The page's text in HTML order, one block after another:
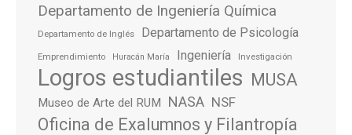
Departamento de Ingeniería Química
Departamento de Inglés Departamento de Psicología
Emprendimiento Huracán María Ingeniería Investigación
Logros estudiantiles MUSA
Museo de Arte del RUM NASA NSF
Oficina de Exalumnos y Filantropía